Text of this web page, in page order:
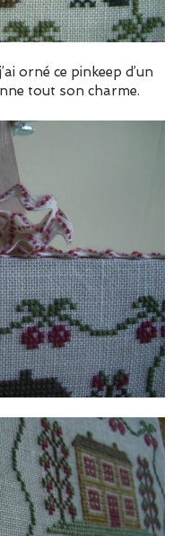
orné ce pinkeep d’un
tout son charme.